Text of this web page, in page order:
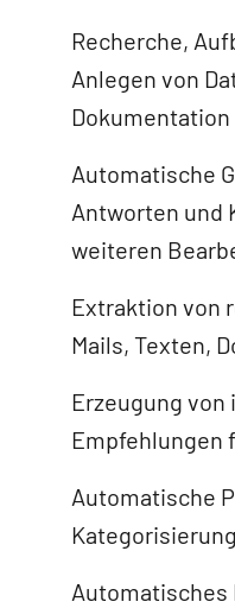
Recherche,
Anlegen von
Dokumentation
Automatische
Antworten und
weiteren
Extraktion von
Mails, Texten,
Erzeugung
Empfehlungen
Automatische
Automatisches